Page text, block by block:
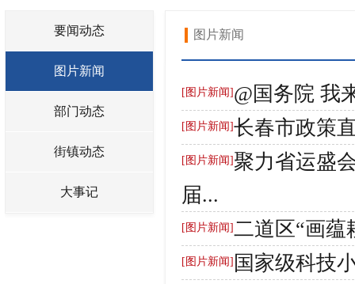
要闻动态
图片新闻
部门动态
街镇动态
大事记
图片新闻
[图片新闻] @国务院 我
[图片新闻]长春市政策
[图片新闻] 聚力省运盛
届...
[图片新闻]二道区“画
[图片新闻] 国家级科技